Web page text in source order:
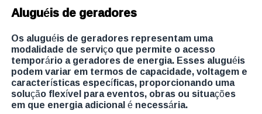
Aluguéis de geradores
Os aluguéis de geradores representam uma
modalidade de serviço que permite o acesso
temporário a geradores de energia. Esses aluguéis
podem variar em termos de capacidade, voltagem e
características específicas, proporcionando uma
solução flexível para eventos, obras ou situações
em que energia adicional é necessária.